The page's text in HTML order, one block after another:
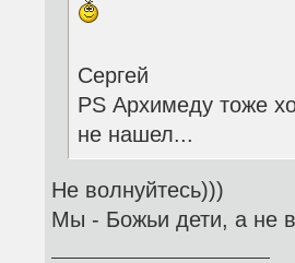
Сергей
PS Архимеду тоже
не нашел...
Не волнуйтесь)))
Мы - Божьи дети, а не